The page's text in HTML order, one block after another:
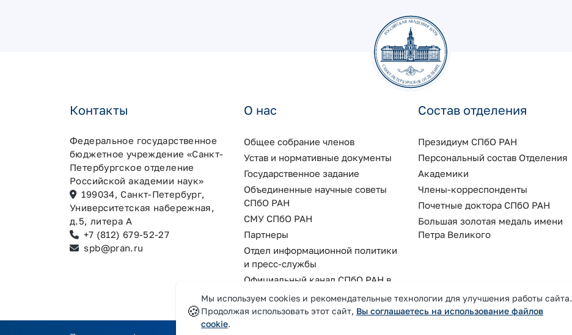
Контакты
Федеральное государственное
бюджетное учреждение «Санкт-
Петербургское отделение
Российской академии наук»
199034, Санкт-Петербург,
Университетская набережная,
д.5, литера А
+7 (812) 679-52-27
spb@pran.ru
О нас
Общее собрание членов
Устав и нормативные документы
Государственное задание
Объединенные научные советы
СПбО РАН
СМУ СПбО РАН
Партнеры
Отдел информационной политики
и пресс-службы
Официальный канал СПбО РАН в
Состав отделения
Президиум СПбО РАН
Персональный состав Отделения
Академики
Члены-корреспонденты
Почетные доктора СПбО РАН
Большая золотая медаль имени
Петра Великого
🍪
Мы используем cookies и рекомендательные технологии для улучшения работы сайта.
Продолжая использовать этот сайт, Вы соглашаетесь на использование файлов
cookie.